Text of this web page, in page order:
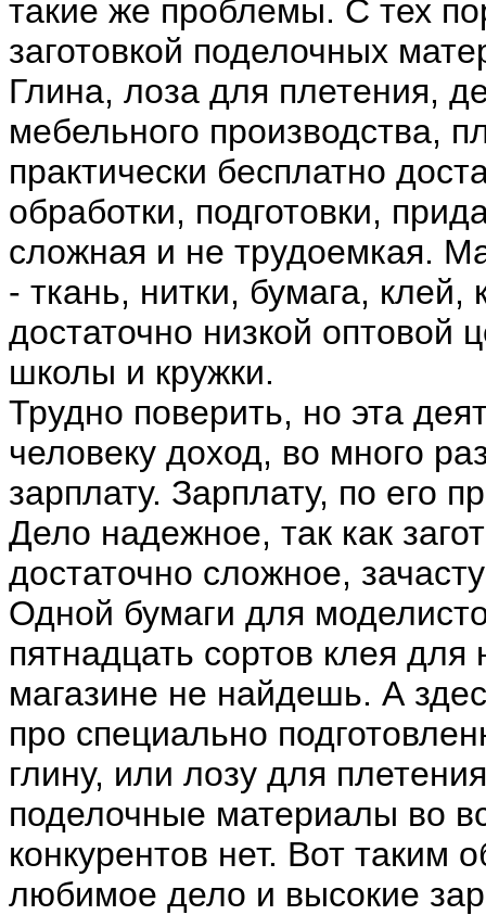
такие же проблемы. С тех
заготовкой поделочных
Глина, лоза для плетения,
мебельного производства,
практически бесплатно
обработки, подготовки,
сложная и не трудоемкая.
- ткань, нитки, бумага, клей,
достаточно низкой оптовой
школы и кружки.
Трудно поверить, но эта
человеку доход, во много
зарплату. Зарплату, по его
Дело надежное, так как
достаточно сложное,
Одной бумаги для
пятнадцать сортов клея
магазине не найдешь. А
про специально
глину, или лозу для
поделочные материалы во
конкурентов нет. Вот таким
любимое дело и высокие